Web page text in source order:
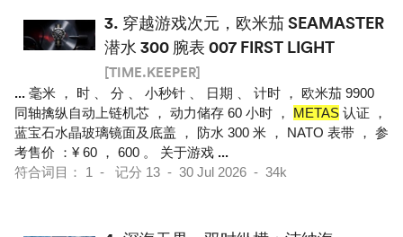
3. 穿越游戏次元，欧米茄 SEAMASTER
潜水 300 腕表 007 FIRST LIGHT
[TIME.KEEPER]
... 毫米 ， 时 、 分 、 小秒针 、 日期 、 计时 ， 欧米茄 9900
同轴擒纵自动上链机芯 ， 动力储存 60 小时 ， METAS 认证 ，
蓝宝石水晶玻璃镜面及底盖 ， 防水 300 米 ， NATO 表带 ， 参
考售价 ：¥ 60 ， 600 。 关于游戏 ...
符合词目： 1 - 记分 13 - 30 Jul 2026 - 34k